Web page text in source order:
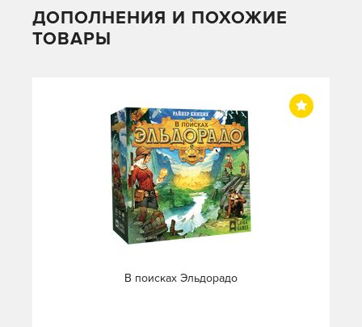
ДОПОЛНЕНИЯ И ПОХОЖИЕ
ТОВАРЫ
В поисках Эльдорадо